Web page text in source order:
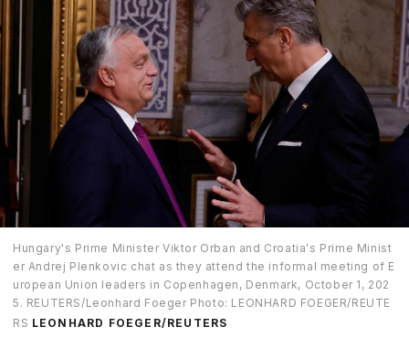
Hungary's Prime Minister Viktor Orban and Croatia's Prime Minist
er Andrej Plenkovic chat as they attend the informal meeting of E
uropean Union leaders in Copenhagen, Denmark, October 1, 202
5. REUTERS/Leonhard Foeger Photo: LEONHARD FOEGER/REUTE
RS LEONHARD FOEGER/REUTERS